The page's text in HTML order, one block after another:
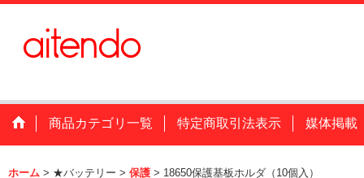
商品カテゴリ一覧 特定商取引法表示 媒体掲載
ホーム > ★バッテリー > 保護 > 18650保護基板ホルダ（10個入）